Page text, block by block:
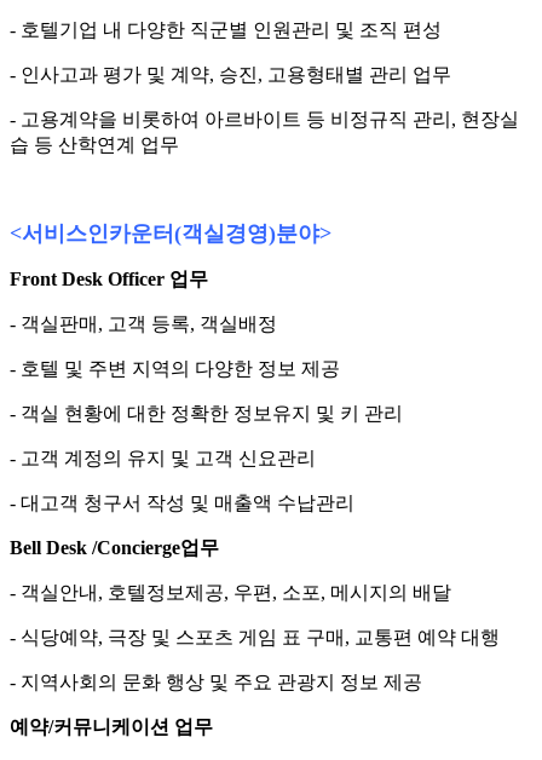
- 호텔기업 내 다양한 직군별 인원관리 및 조직 편성
- 인사고과 평가 및 계약, 승진, 고용형태별 관리 업무
- 고용계약을 비롯하여 아르바이트 등 비정규직 관리, 현장실
습 등 산학연계 업무
<서비스인카운터 (객실경영)분야>
Front Desk Officer 업무
- 객실판매, 고객 등록, 객실배정
- 호텔 및 주변 지역의 다양한 정보 제공
- 객실 현황에 대한 정확한 정보유지 및 키 관리
- 고객 계정의 유지 및 고객 신요관리
- 대고객 청구서 작성 및 매출액 수납관리
Bell Desk /Concierge업무
- 객실안내, 호텔정보제공, 우편, 소포, 메시지의 배달
- 식당예약, 극장 및 스포츠 게임 표 구매, 교통편 예약 대행
- 지역사회의 문화 행상 및 주요 관광지 정보 제공
예약/커뮤니케이션 업무